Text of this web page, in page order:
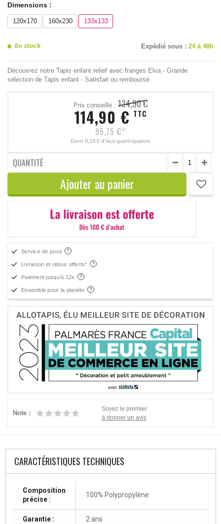
Dimensions :
120x170 160x230 133x133
En stock Expédié sous : 24 à 48h
Découvrez notre Tapis enfant relief avec franges Elva - Grande
sélection de Tapis enfant - Satisfait ou remboursé
Prix conseillé : 134,90 €
114,90 € TTC
95,75 € HT
Dont 0,19 € d'éco-participation
QUANTITÉ
Ajouter au panier
Service de pose
Livraison et retour offerts*
Paiement jusqu'à 12x
Ensemble pour la planète
Note :
Soyez le premier
à donner un avis
CARACTÉRISTIQUES TECHNIQUES
Composition
précise :
100% Polypropylène
Garantie : 2 ans